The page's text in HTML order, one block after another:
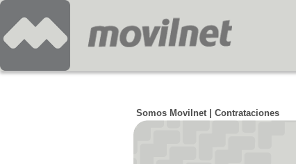
Somos Movilnet | Contrataciones